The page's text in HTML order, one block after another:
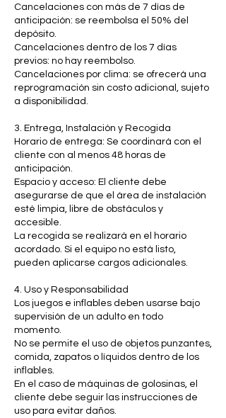
Cancelaciones con más de 7 días de
anticipación: se reembolsa el 50% del
depósito.
Cancelaciones dentro de los 7 días
previos: no hay reembolso.
Cancelaciones por clima: se ofrecerá una
reprogramación sin costo adicional, sujeto
a disponibilidad.
3. Entrega, Instalación y Recogida
Horario de entrega: Se coordinará con el
cliente con al menos 48 horas de
anticipación.
Espacio y acceso: El cliente debe
asegurarse de que el área de instalación
esté limpia, libre de obstáculos y
accesible.
La recogida se realizará en el horario
acordado. Si el equipo no está listo,
pueden aplicarse cargos adicionales.
4. Uso y Responsabilidad
Los juegos e inflables deben usarse bajo
supervisión de un adulto en todo
momento.
No se permite el uso de objetos punzantes,
comida, zapatos o líquidos dentro de los
inflables.
En el caso de máquinas de golosinas, el
cliente debe seguir las instrucciones de
uso para evitar daños.